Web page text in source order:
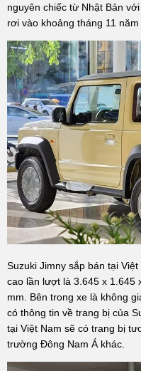
nguyên chiếc từ Nhật Bản
rơi vào khoảng tháng 11
Suzuki Jimny sắp bán tại
cao lần lượt là 3.645 x 1.645
mm. Bên trong xe là không
có thông tin về trang bị của
tại Việt Nam sẽ có trang bị
trường Đông Nam Á khác.